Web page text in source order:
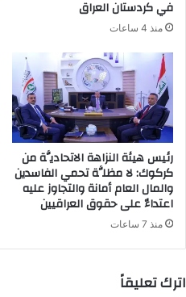
في كردستان العراق
منذ 4 ساعات
رئيس هيئة النزاهة الاتحاديَّة من
كركوك: لا مظلَّة تحمي الفاسدين
والمال العام أمانة والتجاوز عليه
اعتداءٌ على حقوق العراقيين
منذ 7 ساعات
اترك تعليقاً